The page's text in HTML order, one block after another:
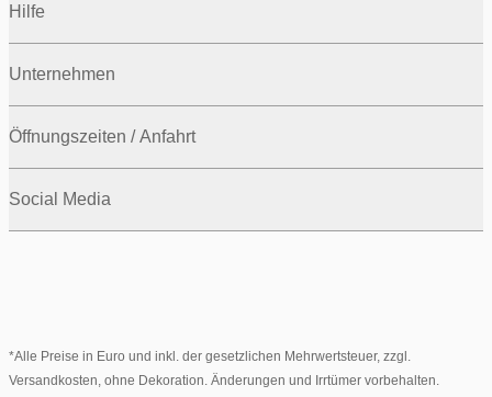
Hilfe
Unternehmen
Öffnungszeiten / Anfahrt
Social Media
*Alle Preise in Euro und inkl. der gesetzlichen Mehrwertsteuer, zzgl.
Versandkosten, ohne Dekoration. Änderungen und Irrtümer vorbehalten.